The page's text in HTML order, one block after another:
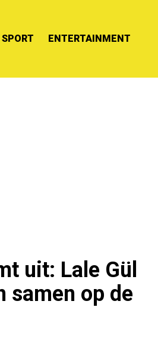
SPORT ENTERTAINMENT
uit: Lale Gül
samen op de